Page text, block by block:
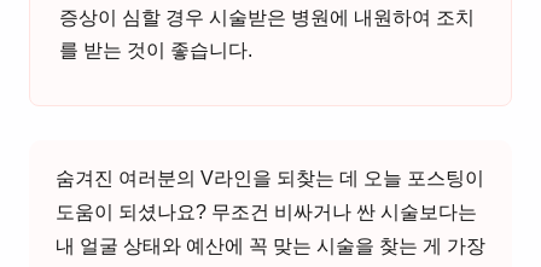
증상이 심할 경우 시술받은 병원에 내원하여 조치
를 받는 것이 좋습니다.
숨겨진 여러분의 V라인을 되찾는 데 오늘 포스팅이
도움이 되셨나요? 무조건 비싸거나 싼 시술보다는
내 얼굴 상태와 예산에 꼭 맞는 시술을 찾는 게 가장